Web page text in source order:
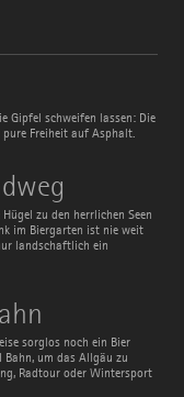
Gipfel schweifen lassen: Die
Freiheit auf Asphalt.
zu den herrlichen Seen
im Biergarten ist nie weit
landschaftlich ein
sorglos noch ein Bier
um das Allgäu zu
Radtour oder Wintersport